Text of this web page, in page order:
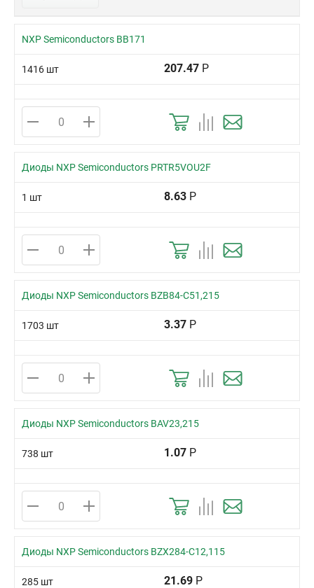
NXP Semiconductors BB171
1416 шт 207.47 Р
Диоды NXP Semiconductors PRTR5VOU2F
1 шт 8.63 Р
Диоды NXP Semiconductors BZB84-C51,215
1703 шт 3.37 Р
Диоды NXP Semiconductors BAV23,215
738 шт 1.07 Р
Диоды NXP Semiconductors BZX284-C12,115
285 шт 21.69 Р